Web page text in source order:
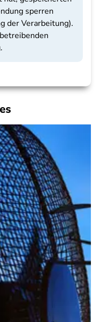
sperren
der Verarbeitung).